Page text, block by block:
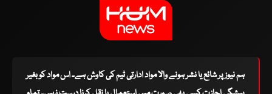
ہم نیوز پر شائع یا نشر ہونے والا مواد ادارتی ٹیم کی کاوش ہے۔ اس مواد کو بغیر